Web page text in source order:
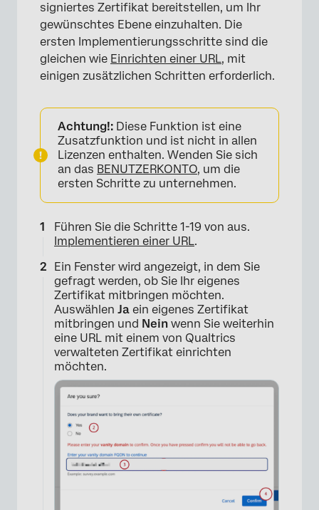
signiertes Zertifikat bereitstellen, um Ihr
gewünschtes Ebene einzuhalten. Die
ersten Implementierungsschritte sind die
gleichen wie Einrichten einer URL, mit
einigen zusätzlichen Schritten erforderlich.
Achtung!: Diese Funktion ist eine
Zusatzfunktion und ist nicht in allen
Lizenzen enthalten. Wenden Sie sich
an das BENUTZERKONTO, um die
ersten Schritte zu unternehmen.
Führen Sie die Schritte 1-19 von aus.
Implementieren einer URL.
Ein Fenster wird angezeigt, in dem Sie
gefragt werden, ob Sie Ihr eigenes
Zertifikat mitbringen möchten.
Auswählen Ja ein eigenes Zertifikat
mitbringen und Nein wenn Sie weiterhin
eine URL mit einem von Qualtrics
verwalteten Zertifikat einrichten
möchten.